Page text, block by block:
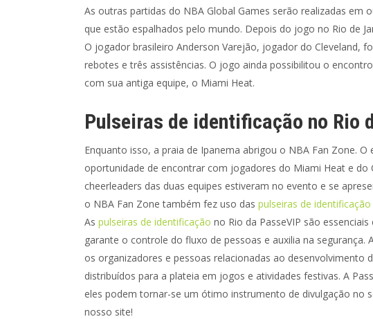
As outras partidas do NBA Global Games serão realizadas
que estão espalhados pelo mundo. Depois do jogo no Rio de
O jogador brasileiro Anderson Varejão, jogador do Cleveland,
rebotes e três assistências. O jogo ainda possibilitou o
com sua antiga equipe, o Miami Heat.
Pulseiras de identificação no Rio
Enquanto isso, a praia de Ipanema abrigou o NBA Fan Zone.
oportunidade de encontrar com jogadores do Miami Heat e do
cheerleaders das duas equipes estiveram no evento e se
o NBA Fan Zone também fez uso das pulseiras de identificação
As pulseiras de identificação no Rio da PasseVIP são
garante o controle do fluxo de pessoas e auxilia na segurança.
os organizadores e pessoas relacionadas ao desenvolvimento
distribuídos para a plateia em jogos e atividades festivas. A
eles podem tornar-se um ótimo instrumento de divulgação no
nosso site!